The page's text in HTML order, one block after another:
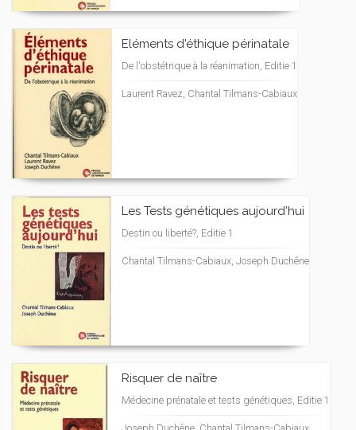
Eléments d'éthique périnatale
De l'obstétrique à la réanimation, Editie 1
Laurent Ravez, Chantal Tilmans-Cabiaux
Les Tests génétiques aujourd'hui
Destin ou liberté?, Editie 1
Chantal Tilmans-Cabiaux, Joseph Duchêne
Risquer de naître
Médecine prénatale et tests génétiques, Editie 1